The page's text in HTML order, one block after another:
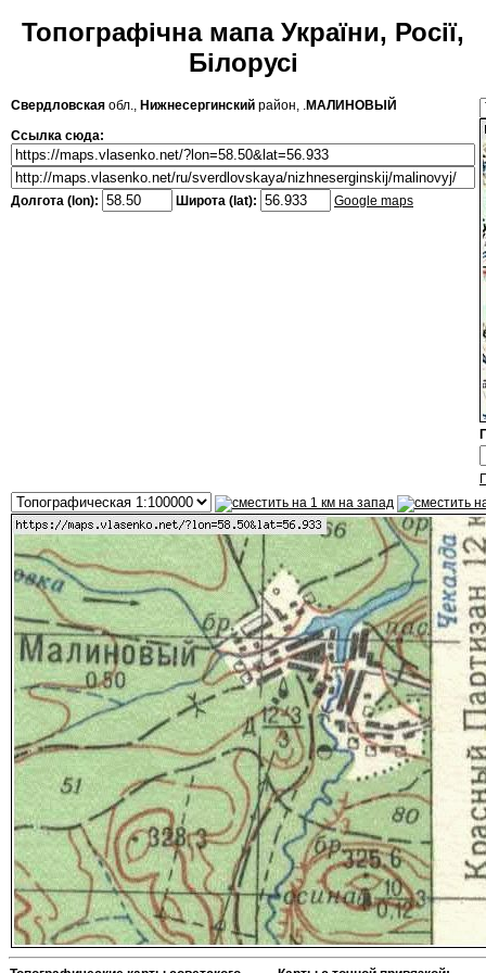
Топографічна мапа України, Росії,
Білорусі
Свердловская обл., Нижнесергинский район, .МАЛИНОВЫЙ
Ссылка сюда:
Долгота (lon): Широта (lat): Google maps